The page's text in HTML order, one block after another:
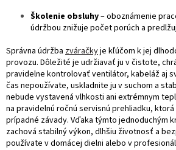
Školenie obsluhy– oboznámenie
údržbou znižuje počet porúch a
Správna údržba zváračkyje kľúčom k jej
provozu. Dôležité je udržiavať ju v čistote,
pravidelne kontrolovať ventilátor, kabeláž aj
čas nepoužívate, uskladnite ju v suchom a
nebude vystavená vlhkosti ani extrémnym
na pravidelnú ročnú servisnú prehliadku,
prípadné závady. Vďaka týmto jednoduchým
zachová stabilný výkon, dlhšiu životnosť a
používate v domácej dielni alebo v